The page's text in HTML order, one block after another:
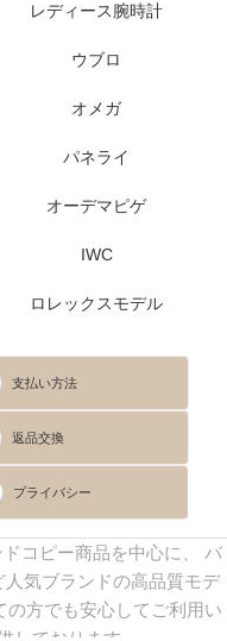
レディース腕時計
ウブロ
オメガ
パネライ
オーデマピゲ
IWC
ロレックスモデル
支払い方法
返品交換
プライバシー
コピー商品を中心に、 バ
気ブランドの高品質モデ
の方でも安心してご利用い